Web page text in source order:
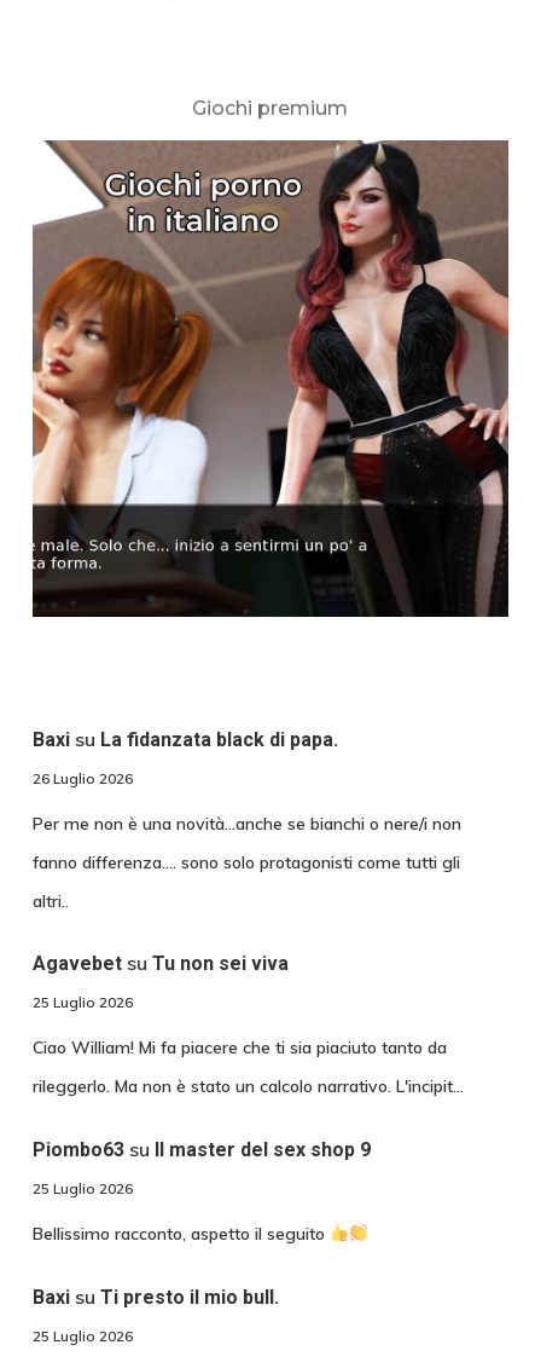
Giochi premium
Baxisu La fidanzata black di papa.
26 Luglio 2026
Per me non è una novità...anche se bianchi o nere/i non
fanno differenza.... sono solo protagonisti come tutti gli
altri..
Agavebetsu Tu non sei viva
25 Luglio 2026
Ciao William! Mi fa piacere che ti sia piaciuto tanto da
rileggerlo. Ma non è stato un calcolo narrativo. L'incipit…
Piombo63su Il master del sex shop 9
25 Luglio 2026
Bellissimo racconto, aspetto il seguito
Baxisu Ti presto il mio bull.
25 Luglio 2026